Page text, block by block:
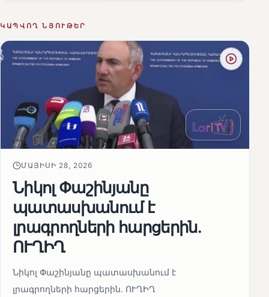
ԿԱՊՎՈՂ ՆՅՈՒԹԵՐ
ՄԱՅԻՍԻ 28, 2026
Նիկոլ Փաշինյանը
պատասխանում է
լրագրողների հարցերին․
ՈՒՂԻՂ
Նիկոլ Փաշինյանը պատասխանում է
լրագրողների հարցերին․ ՈՒՂԻՂ